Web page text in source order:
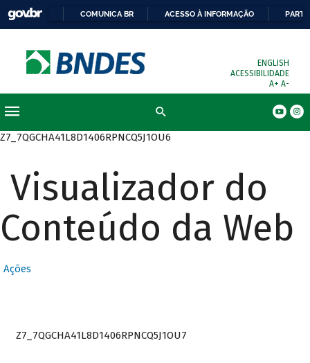
COMUNICA BR ACESSO À INFORMAÇÃO
ENGLISH
ACESSIBILIDADE
A+ A-
Z7_7QGCHA41L8D1406RPNCQ5J1OU6
Visualizador do
Conteúdo da Web
Ações
Z7_7QGCHA41L8D1406RPNCQ5J1OU7